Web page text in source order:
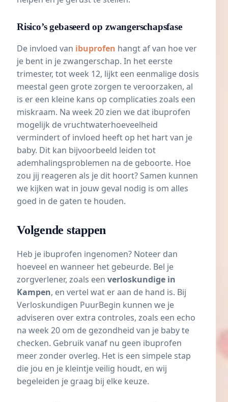
Risico’s gebaseerd op zwangerschapsfase
De invloed van ibuprofen hangt af van hoe ver
je bent in je zwangerschap. In het eerste
trimester, tot week 12, lijkt een eenmalige dosis
meestal geen grote zorgen te veroorzaken, al
is er een kleine kans op complicaties zoals een
miskraam. Na week 20 zien we dat ibuprofen
mogelijk de vruchtwaterhoeveelheid
vermindert of invloed heeft op het hart van je
baby. Dit kan bijvoorbeeld leiden tot
ademhalingsproblemen na de geboorte. Hoe
zou jij reageren als je dit hoort? Samen kunnen
we kijken wat in jouw geval nodig is om alles
goed in de gaten te houden.
Volgende stappen
Heb je ibuprofen ingenomen? Noteer dan
hoeveel en wanneer het gebeurde. Bel je
zorgverlener, zoals een verloskundige in
Kampen, en vertel wat er aan de hand is. Bij
Verloskundigen PuurBegin kunnen we je
adviseren over extra controles, zoals een echo
na week 20 om de gezondheid van je baby te
checken. Gebruik vanaf nu geen ibuprofen
meer zonder overleg. Het is een simpele stap
die jou en je kleintje veilig houdt, en wij
begeleiden je graag bij elke keuze.